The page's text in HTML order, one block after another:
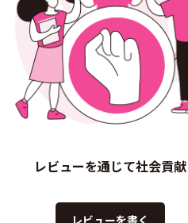
レビューを通じて社会貢献
レビューを書く